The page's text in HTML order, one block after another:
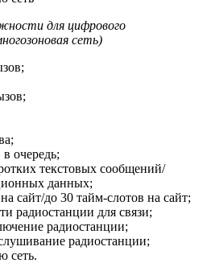
для цифрового
сеть)
очередь;
текстовых сообщений/
данных;
сайт/до 30 тайм-слотов на сайт;
радиостанции для связи;
радиостанции;
радиостанции;
сеть.